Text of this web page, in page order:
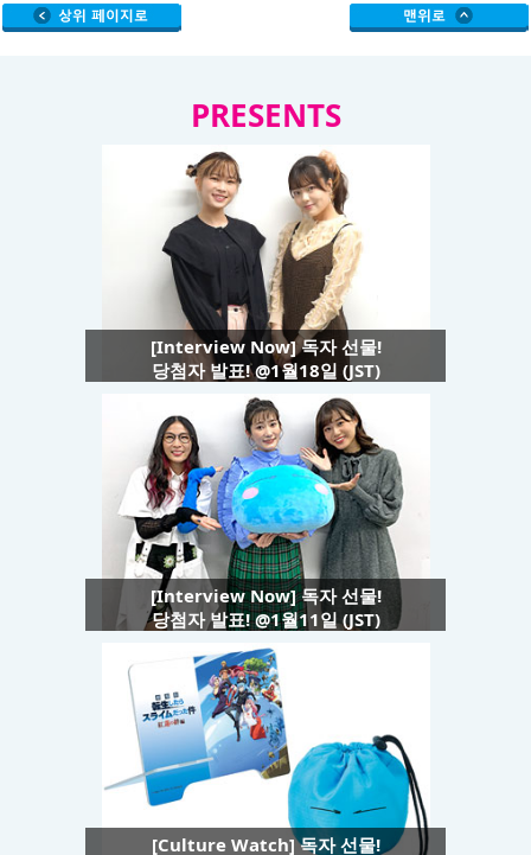
PRESENTS
[Interview Now] 독자 선물!
당첨자 발표! @1월18일 (JST)
[Interview Now] 독자 선물!
당첨자 발표! @1월11일 (JST)
[Culture Watch] 독자 선물!